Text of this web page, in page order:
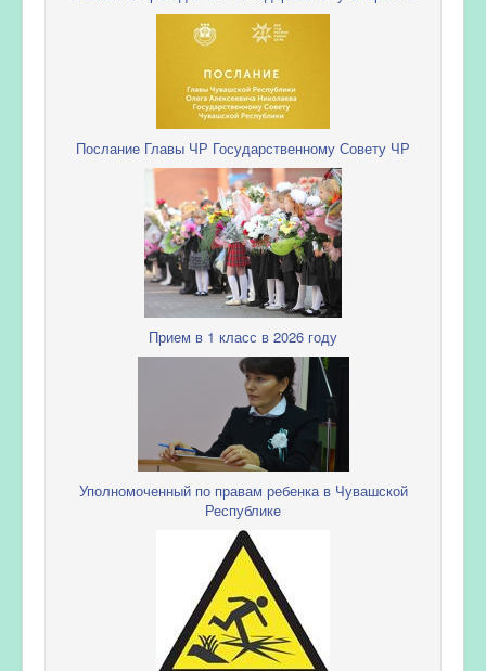
Послание Главы ЧР Государственному Совету ЧР
Прием в 1 класс в 2026 году
Уполномоченный по правам ребенка в Чувашской
Республике